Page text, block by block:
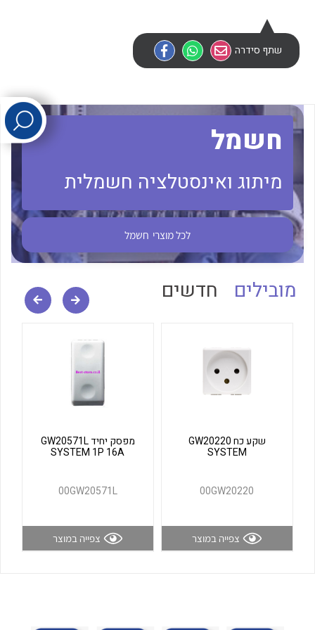
לכל מוצרי היצרן
לכל מוצרי היצרן לכל מוצרי היצרן
לכל מוצרי היצרן לכל מוצרי היצרן
שתף סידרה
חשמל
מיתוג ואינסטלציה חשמלית
לכל מוצרי חשמל
מובילים חדשים
שקע כח GW20220
SYSTEM
00GW20220
צפייה במוצר
מפסק יחיד GW20571L
SYSTEM 1P 16A
00GW20571L
צפייה במוצר